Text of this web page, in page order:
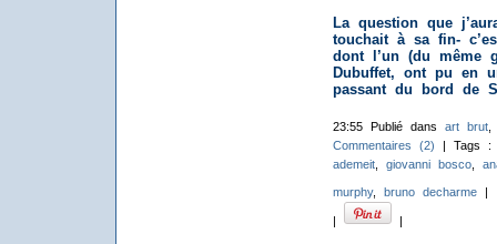
La question que
touchait à sa fin-
dont l’un (du même
Dubuffet, ont pu en
passant du bord de
23:55 Publié dans art brut
Commentaires (2) | Tags
ademeit, giovanni bosco,
murphy, bruno decharme|
| |